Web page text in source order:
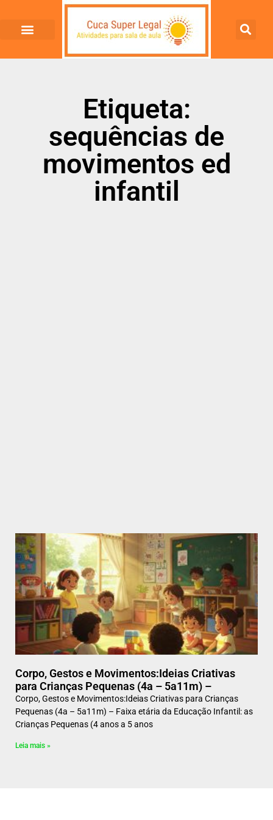
Etiqueta:
sequências de
movimentos ed
infantil
Corpo, Gestos e Movimentos:Ideias Criativas
para Crianças Pequenas (4a – 5a11m) –
Corpo, Gestos e Movimentos:Ideias Criativas para Crianças
Pequenas (4a – 5a11m) – Faixa etária da Educação Infantil: as
Crianças Pequenas (4 anos a 5 anos
Leia mais »